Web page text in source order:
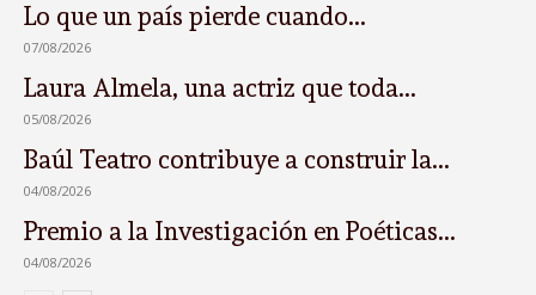
Lo que un país pierde cuando...
07/08/2026
Laura Almela, una actriz que toda...
05/08/2026
Baúl Teatro contribuye a construir la...
04/08/2026
Premio a la Investigación en Poéticas...
04/08/2026